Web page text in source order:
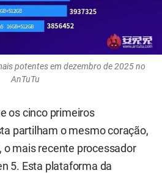
potentes em dezembro de 2025 no
AnTuTu
os cinco primeiros
partilham o mesmo coração,
o mais recente processador
5. Esta plataforma da